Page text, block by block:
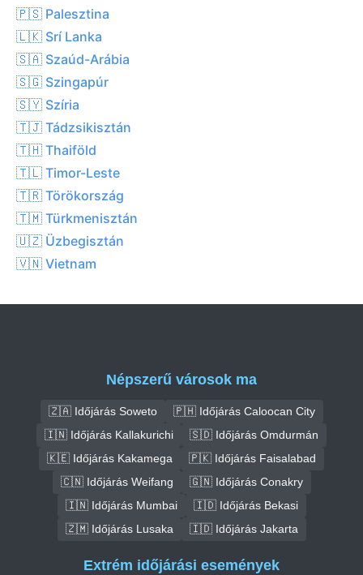
🇵🇸 Palesztina
🇱🇰 Srí Lanka
🇸🇦 Szaúd-Arábia
🇸🇬 Szingapúr
🇸🇾 Szíria
🇹🇯 Tádzsikisztán
🇹🇭 Thaiföld
🇹🇱 Timor-Leste
🇹🇷 Törökország
🇹🇲 Türkmenisztán
🇺🇿 Üzbegisztán
🇻🇳 Vietnam
Népszerű városok ma
🇿🇦 Időjárás Soweto
🇵🇭 Időjárás Caloocan City
🇮🇳 Időjárás Kallakurichi
🇸🇩 Időjárás Omdurmán
🇰🇪 Időjárás Kakamega
🇵🇰 Időjárás Faisalabad
🇨🇳 Időjárás Weifang
🇬🇳 Időjárás Conakry
🇮🇳 Időjárás Mumbai
🇮🇩 Időjárás Bekasi
🇿🇲 Időjárás Lusaka
🇮🇩 Időjárás Jakarta
Extrém időjárási események